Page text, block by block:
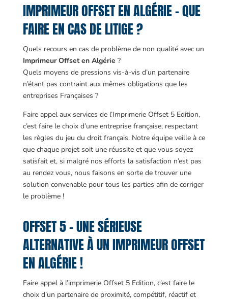
IMPRIMEUR OFFSET EN ALGÉRIE – QUE
FAIRE EN CAS DE LITIGE ?
Quels recours en cas de problème de non qualité avec un
Imprimeur Offset en Algérie ?
Quels moyens de pressions vis-à-vis d’un partenaire
n’étant pas contraint aux mêmes obligations que les
entreprises Françaises ?
Faire appel aux services de l’Imprimerie Offset 5 Edition,
c’est faire le choix d’une entreprise française, respectant
les règles du jeu du droit français. Notre équipe veille à ce
que chaque projet soit une réussite et que vous soyez
satisfait et, si malgré nos efforts la satisfaction n’est pas
au rendez vous, nous faisons en sorte de trouver une
solution convenable pour tous les parties afin de corriger
le problème !
OFFSET 5 – UNE SÉRIEUSE
ALTERNATIVE À UN IMPRIMEUR OFFSET
EN ALGÉRIE !
Faire appel à l’imprimerie Offset 5 Edition, c’est faire le
choix d’un partenaire de proximité, compétitif, réactif et